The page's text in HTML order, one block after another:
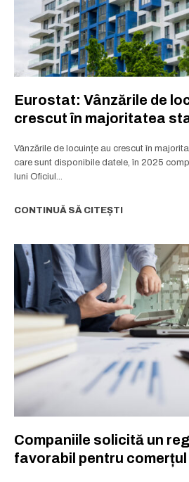
Am citit și acceptPolitica de
Eurostat: Vânzările de
crescut în majoritatea
Vânzările de locuințe au crescut în
care sunt disponibile datele, în 2025
luni Oficiul...
CONTINUĂ SĂ CITEȘTI
Companiile solicită un
favorabil pentru comerțul